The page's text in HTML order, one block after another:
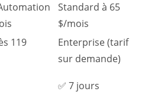
Standard à 65
$/mois
119
Enterprise (tarif
sur demande)
✅ 7 jours